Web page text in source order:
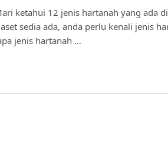
ketahui 12 jenis hartanah yang ada
sedia ada, anda perlu kenali jenis
jenis hartanah …